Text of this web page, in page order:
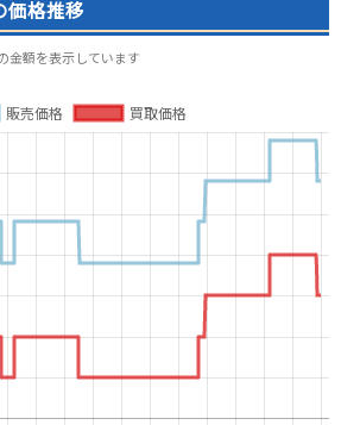
価格推移
金額を表示しています